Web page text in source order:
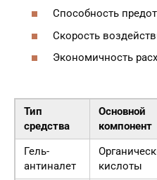
Способность
Скорость
Экономичность
Тип
средства
Основной
компонент
Гель-
антиналет
кислоты